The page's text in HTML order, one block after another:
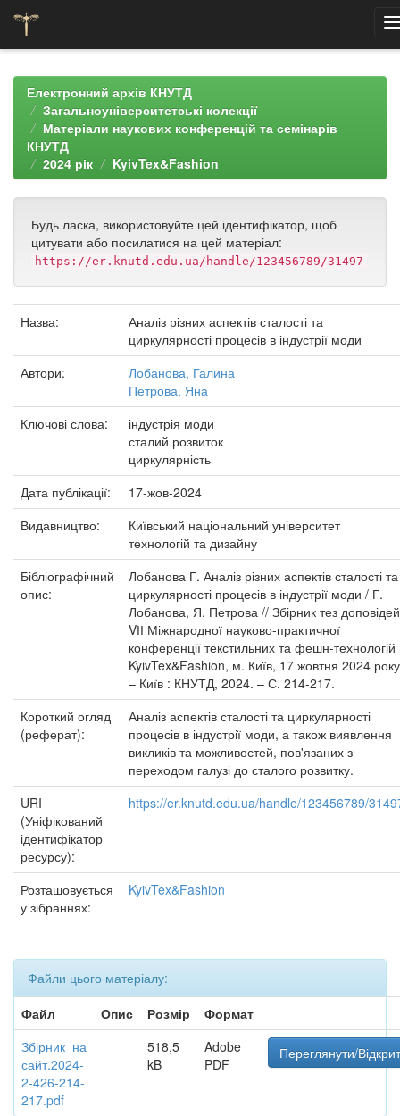
navigationЕлектронний архів КНУТД
Загальноуніверситетські колекції
Матеріали наукових конференцій та семінарів
КНУТД
2024 рік
KyivTex&Fashion
Будь ласка, використовуйте цей ідентифікатор, щоб
цитувати або посилатися на цей матеріал:
https://er.knutd.edu.ua/handle/123456789/31497
Назва:
Аналіз різних аспектів сталості та
циркулярності процесів в індустрії моди
Автори:
Лобанова, Галина
Петрова, Яна
Ключові слова:
індустрія моди
сталий розвиток
циркулярність
Дата публікації:
17-жов-2024
Видавництво:
Київський національний університет
технологій та дизайну
Бібліографічний
опис:
Лобанова Г. Аналіз різних аспектів сталості та
циркулярності процесів в індустрії моди / Г.
Лобанова, Я. Петрова // Збірник тез доповідей
VІІ Міжнародної науково-практичної
конференції текстильних та фешн-технологій
KyivTex&Fashion, м. Київ, 17 жовтня 2024
– Київ : КНУТД, 2024. – С. 214-217.
Короткий огляд
(реферат):
Аналіз аспектів сталості та циркулярності
процесів в індустрії моди, а також виявлення
викликів та можливостей, пов'язаних з
переходом галузі до сталого розвитку.
URI
(Уніфікований
ідентифікатор
ресурсу):
https://er.knutd.edu.ua/handle/123456789/
Розташовується
у зібраннях:
KyivTex&Fashion
Файли цього матеріалу:
Файл
Опис Розмір
Формат
Збірник_на
сайт.2024-
2-426-214-
217.pdf
518,5
kB
Adobe
PDF
Переглянути/